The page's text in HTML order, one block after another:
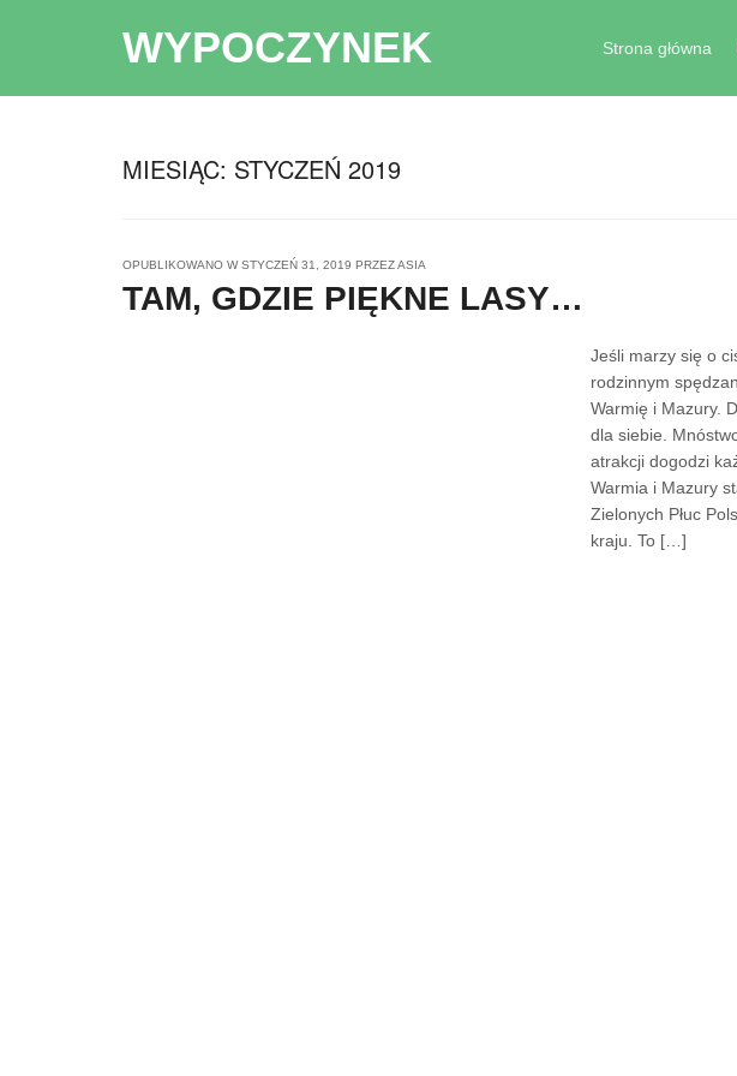
WYPOCZYNEK
Strona główna
MIESIĄC: STYCZEŃ 2019
OPUBLIKOWANO WSTYCZEŃ 31, 2019 PRZEZASIA
TAM, GDZIE PIĘKNE LASY…
Jeśli marzy się o
rodzinnym
Warmię i Mazury.
dla siebie.
atrakcji dogodzi
Warmia i Mazury
Zielonych Płuc
kraju. To […]